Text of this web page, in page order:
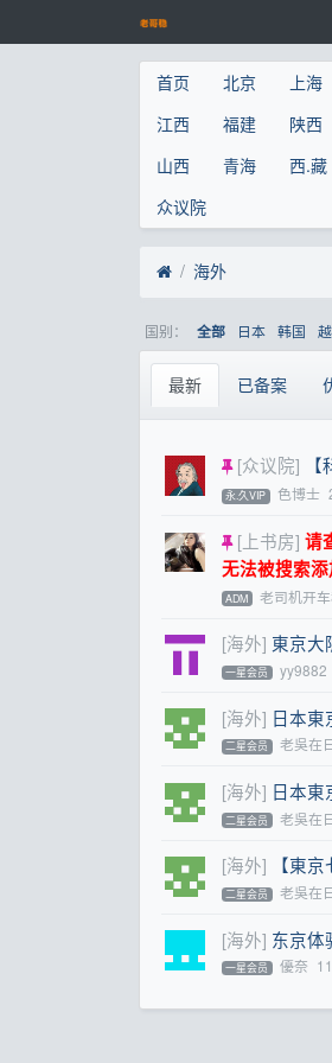
首页 北京 上海
江西
福建 陕西
山西
青海 西.藏
众议院
海外
国别： 全部 日本 韩国
最新 已备案
[众议院]
永.久VIP 色博士
[上书房] 请
无法被搜索添
ADM 老司机开
[海外] 東京大
一星会员 yy9882
[海外] 日本東
二星会员 老吳在
[海外] 日本東
二星会员 老吳在
[海外] 【東
二星会员 老吳在
[海外] 东京体
一星会员 優奈